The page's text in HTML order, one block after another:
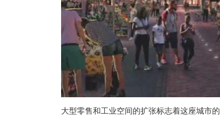
大型零售和工业空间的扩张标志着这座城市